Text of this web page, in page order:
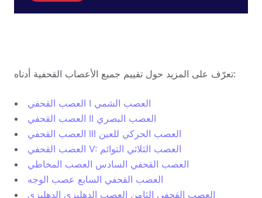
تعرّف على المزيد حول تقييم جميع الأعصاب القحفية أدناه:
العصب القحفي I العصب الشمي
العصب القحفي II العصب البصري
العصب القحفي III العصب الحركي للعين
العصب القحفي V: العصب الثلاثي التوائم
العصب القحفي السادس العصب المخاطي
العصب القحفي السابع عصب الوجه
العصب القحفي الثامن العصب الدهليزي الدهليزي